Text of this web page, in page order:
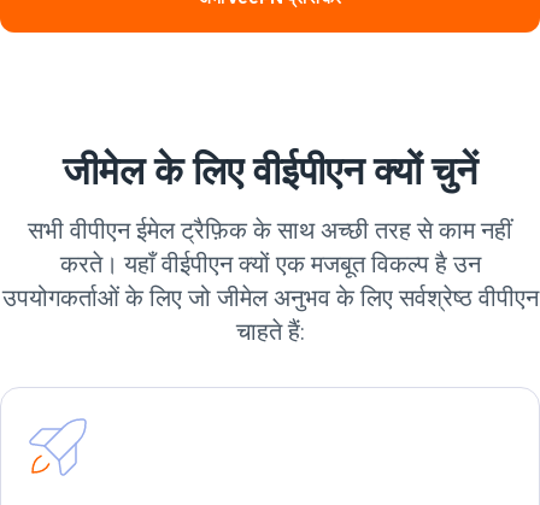
जीमेल के लिए वीईपीएन क्यों चुनें
सभी वीपीएन ईमेल ट्रैफ़िक के साथ अच्छी तरह से काम नहीं
करते। यहाँ वीईपीएन क्यों एक मजबूत विकल्प है उन
उपयोगकर्ताओं के लिए जो जीमेल अनुभव के लिए सर्वश्रेष्ठ वीपीएन
चाहते हैं: